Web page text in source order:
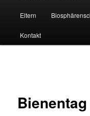
Eltern
Kontakt